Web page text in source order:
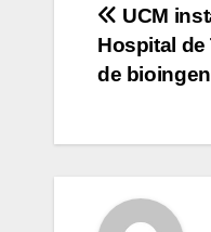
de
UCM
Hospital
de